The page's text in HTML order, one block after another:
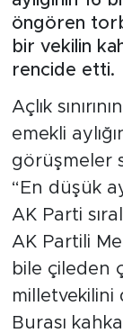
öngören
bir vekilin
rencide etti.
Açlık
emekli
görüşmeler
“En düşük
AK Parti
AK Partili
bile çileden
milletvekilini
Burası